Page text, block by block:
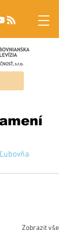
Zobrazit vše